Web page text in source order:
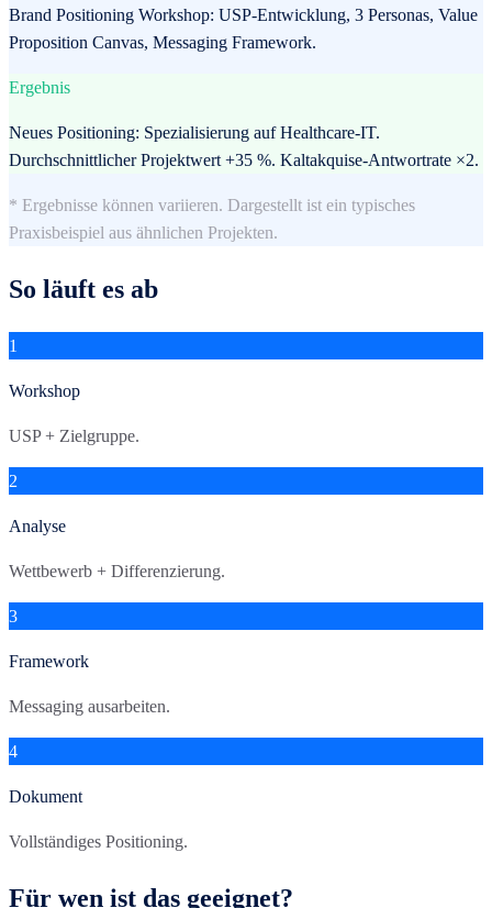
Brand Positioning Workshop: USP-Entwicklung, 3 Personas, Value
Proposition Canvas, Messaging Framework.
Ergebnis
Neues Positioning: Spezialisierung auf Healthcare-IT.
Durchschnittlicher Projektwert +35 %. Kaltakquise-Antwortrate ×2.
* Ergebnisse können variieren. Dargestellt ist ein typisches
Praxisbeispiel aus ähnlichen Projekten.
So läuft es ab
1
Workshop
USP + Zielgruppe.
2
Analyse
Wettbewerb + Differenzierung.
3
Framework
Messaging ausarbeiten.
4
Dokument
Vollständiges Positioning.
Für wen ist das geeignet?